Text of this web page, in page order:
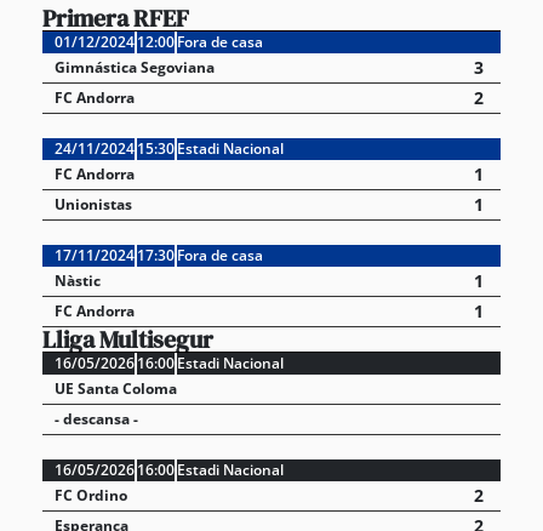
Primera RFEF
01/12/202412:00Fora de casa
Gimnástica Segoviana
3
FC Andorra 2
24/11/202415:30Estadi Nacional
FC Andorra
1
Unionistas 1
17/11/202417:30Fora de casa
Nàstic
1
FC Andorra 1
Lliga Multisegur
16/05/202616:00Estadi Nacional
UE Santa Coloma
- descansa -
16/05/202616:00Estadi Nacional
FC Ordino
2
Esperança 2